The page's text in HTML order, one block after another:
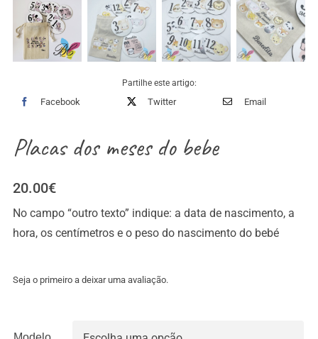
Partilhe este artigo:
Facebook Twitter Email
Placas dos meses do bebe
20.00€
No campo “outro texto” indique: a data de nascimento, a
hora, os centímetros e o peso do nascimento do bebé
Seja o primeiro a deixar uma avaliação.